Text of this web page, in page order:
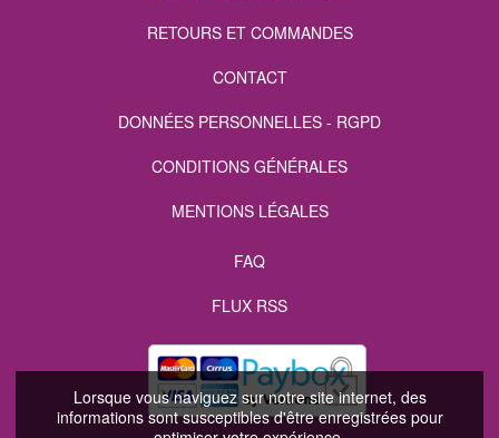
Lorsque vous naviguez sur notre site internet, des
informations sont susceptibles d'être enregistrées pour
RETOURS ET COMMANDES
CONTACT
DONNÉES PERSONNELLES - RGPD
CONDITIONS GÉNÉRALES
MENTIONS LÉGALES
FAQ
FLUX RSS